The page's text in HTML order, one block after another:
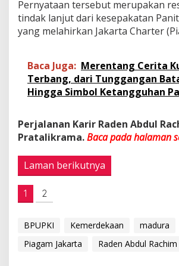
Pernyataan tersebut merupakan
tindak lanjut dari kesepakatan
yang melahirkan Jakarta Charter
Baca Juga: Merentang Cerita
Terbang, dari Tunggangan
Hingga Simbol Ketangguhan
Perjalanan Karir Raden Abdul
Pratalikrama.Baca pada halaman
Laman berikutnya
1 2
BPUPKI Kemerdekaan
madura
Piagam Jakarta
Raden Abdul